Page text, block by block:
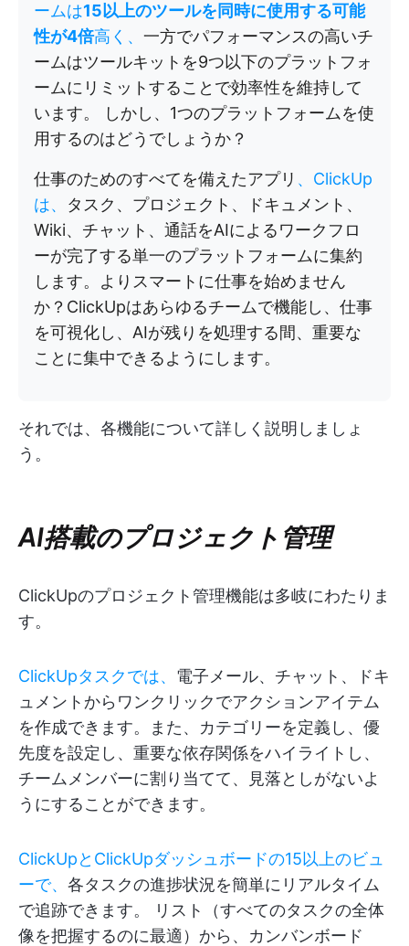
ームは15以上のツールを同時に使用する可能
性が4倍高く、 一方でパフォーマンスの高いチ
ームはツールキットを9つ以下のプラットフォ
ームにリミットすることで効率性を維持して
います。 しかし、1つのプラットフォームを使
用するのはどうでしょうか？
仕事のためのすべてを備えたアプリ 、ClickUp
は、 タスク、プロジェクト、ドキュメント、
Wiki、チャット、通話をAIによるワークフロ
ーが完了する単一のプラットフォームに集約
します。よりスマートに仕事を始めません
か？ClickUpはあらゆるチームで機能し、仕事
を可視化し、AIが残りを処理する間、重要な
ことに集中できるようにします。
それでは、各機能について詳しく説明しましょ
う。
AI搭載のプロジェクト管理
ClickUpのプロジェクト管理機能は多岐にわたりま
す。
ClickUpタスクでは、 電子メール、チャット、ドキ
ュメントからワンクリックでアクションアイテム
を作成できます。また、カテゴリーを定義し、優
先度を設定し、重要な依存関係をハイライトし、
チームメンバーに割り当てて、見落としがないよ
うにすることができます。
ClickUpとClickUpダッシュボードの15以上のビュ
ーで、 各タスクの進捗状況を簡単にリアルタイム
で追跡できます。 リスト（すべてのタスクの全体
像を把握するのに最適）から、カンバンボード